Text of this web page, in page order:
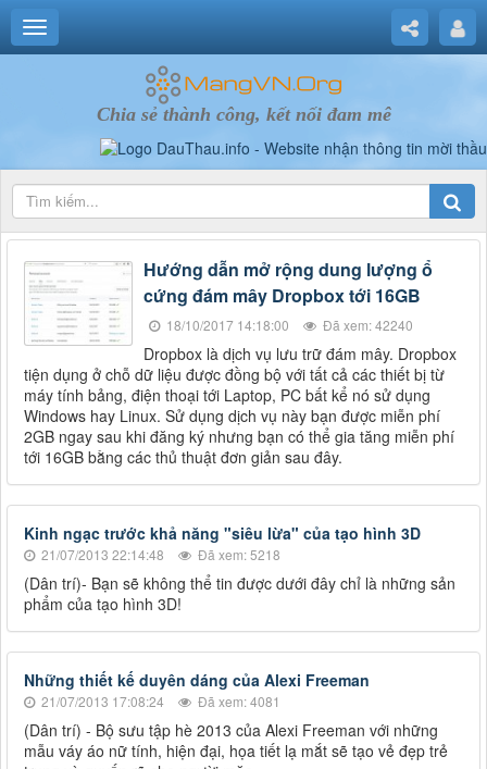
Chia sẻ thành công, kết nối đam mê
Hướng dẫn mở rộng dung lượng ổ
cứng đám mây Dropbox tới 16GB
18/10/2017 14:18:00 Đã xem: 42240
Dropbox là dịch vụ lưu trữ đám mây. Dropbox
tiện dụng ở chỗ dữ liệu được đồng bộ với tất cả các thiết bị từ
máy tính bảng, điện thoại tới Laptop, PC bất kể nó sử dụng
Windows hay Linux. Sử dụng dịch vụ này bạn được miễn phí
2GB ngay sau khi đăng ký nhưng bạn có thể gia tăng miễn phí
tới 16GB bằng các thủ thuật đơn giản sau đây.
Kinh ngạc trước khả năng "siêu lừa" của tạo hình 3D
21/07/2013 22:14:48 Đã xem: 5218
(Dân trí)- Bạn sẽ không thể tin được dưới đây chỉ là những sản
phẩm của tạo hình 3D!
Những thiết kế duyên dáng của Alexi Freeman
21/07/2013 17:08:24 Đã xem: 4081
(Dân trí) - Bộ sưu tập hè 2013 của Alexi Freeman với những
mẫu váy áo nữ tính, hiện đại, họa tiết lạ mắt sẽ tạo vẻ đẹp trẻ